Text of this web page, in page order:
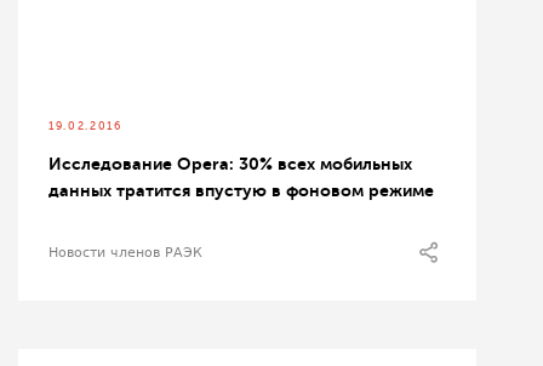
19.02.2016
Исследование Opera: 30% всех мобильных
данных тратится впустую в фоновом режиме
Новости членов РАЭК